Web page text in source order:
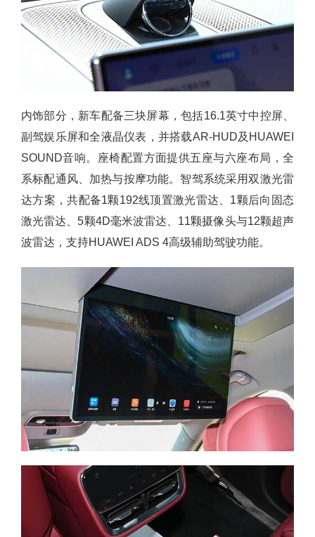
内饰部分，新车配备三块屏幕，包括16.1英寸中控屏、
副驾娱乐屏和全液晶仪表，并搭载AR-HUD及HUAWEI
SOUND音响。座椅配置方面提供五座与六座布局，全
系标配通风、加热与按摩功能。智驾系统采用双激光雷
达方案，共配备1颗192线顶置激光雷达、1颗后向固态
激光雷达、5颗4D毫米波雷达、11颗摄像头与12颗超声
波雷达，支持HUAWEI ADS 4高级辅助驾驶功能。